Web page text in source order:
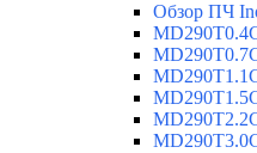
Обзор ПЧ